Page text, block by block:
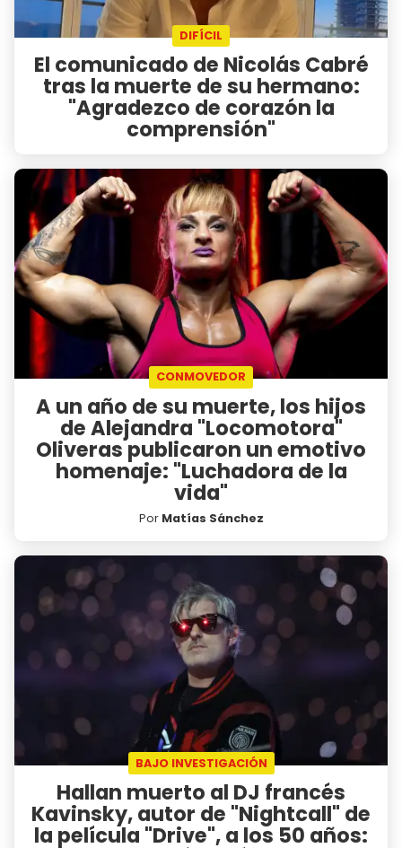
DIFÍCIL
El comunicado de Nicolás Cabré
tras la muerte de su hermano:
"Agradezco de corazón la
comprensión"
CONMOVEDOR
A un año de su muerte, los hijos
de Alejandra "Locomotora"
Oliveras publicaron un emotivo
homenaje: "Luchadora de la
vida"
Por Matías Sánchez
BAJO INVESTIGACIÓN
Hallan muerto al DJ francés
Kavinsky, autor de "Nightcall" de
la película "Drive", a los 50 años: